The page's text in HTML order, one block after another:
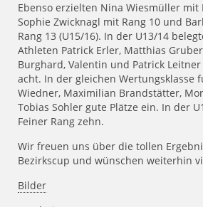
Ebenso erzielten Nina Wiesmüller mit
Sophie Zwicknagl mit Rang 10 und
Rang 13 (U15/16). In der U13/14
Athleten Patrick Erler, Matthias
Burghard, Valentin und Patrick
acht. In der gleichen Wertungsklasse
Wiedner, Maximilian Brandstätter,
Tobias Sohler gute Plätze ein. In der
Feiner Rang zehn.
Wir freuen uns über die tollen
Bezirkscup und wünschen weiterhin
Bilder